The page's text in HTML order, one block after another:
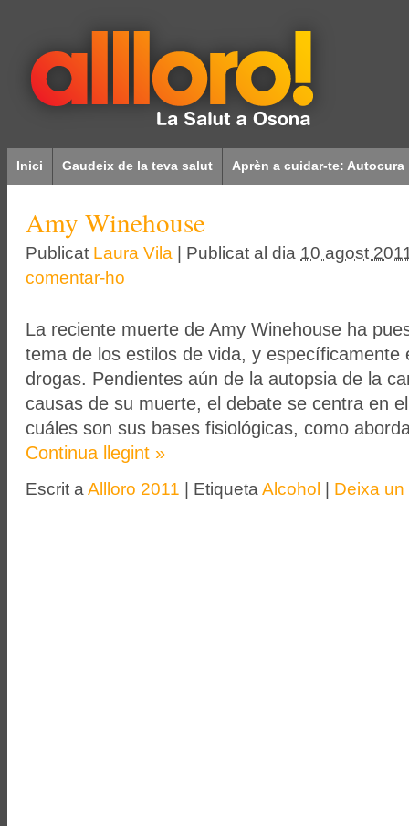
Inici Gaudeix de la teva salut Aprèn a cuidar-te: Autocura
Amy Winehouse
Publicat Laura Vila Publicat al dia 10 agost
comentar-ho
La reciente muerte de Amy Winehouse ha
tema de los estilos de vida, y específicamente
drogas. Pendientes aún de la autopsia de la
causas de su muerte, el debate se centra en
cuáles son sus bases fisiológicas, como
Continua llegint »
Escrit a Allloro 2011 Etiqueta Alcohol Deixa